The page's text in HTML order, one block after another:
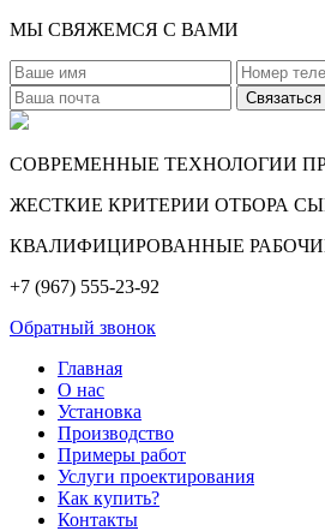
МЫ СВЯЖЕМСЯ С ВАМИ
СОВРЕМЕННЫЕ ТЕХНОЛОГИИ
ЖЕСТКИЕ КРИТЕРИИ ОТБОРА
КВАЛИФИЦИРОВАННЫЕ
+7 (967) 555-23-92
Обратный звонок
Главная
О нас
Установка
Производство
Примеры работ
Услуги проектирования
Как купить?
Контакты